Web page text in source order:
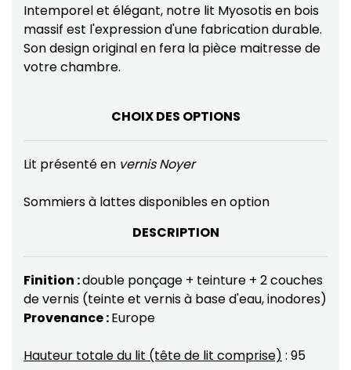
Intemporel et élégant, notre lit Myosotis en bois
massif est l'expression d'une fabrication durable.
Son design original en fera la pièce maitresse de
votre chambre.
CHOIX DES OPTIONS
Lit présenté envernis Noyer
Sommiers à lattes disponibles en option
DESCRIPTION
Finition :double ponçage + teinture + 2 couches
de vernis (teinte et vernis à base d'eau, inodores)
Provenance :Europe
Hauteur totale du lit (tête de lit comprise) : 95